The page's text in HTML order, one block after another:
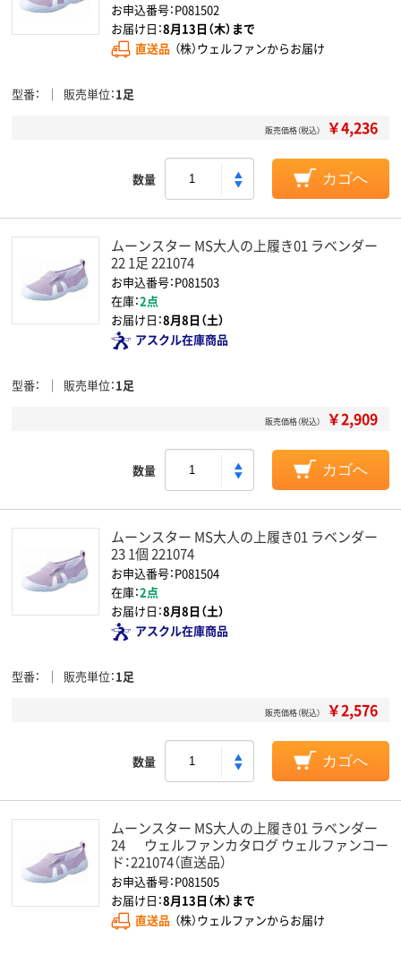
お申込番号：P081502
お届け日：8月13日（木）まで
直送品 （株）ウェルファンからお届け
型番 販売単位 1足
販売価格（税込） ￥4,236
数量 カゴへ
ムーンスター MS大人の上履き01 ラベンダー
22 1足 221074
お申込番号：P081503
在庫：2点
お届け日：8月8日（土）
アスクル在庫商品
型番 販売単位 1足
販売価格（税込） ￥2,909
数量 カゴへ
ムーンスター MS大人の上履き01 ラベンダー
23 1個 221074
お申込番号：P081504
在庫：2点
お届け日：8月8日（土）
アスクル在庫商品
型番 販売単位 1足
販売価格（税込） ￥2,576
数量 カゴへ
ムーンスター MS大人の上履き01 ラベンダー
24 ウェルファンカタログ ウェルファンコー
ド：221074（直送品）
お申込番号：P081505
お届け日：8月13日（木）まで
直送品 （株）ウェルファンからお届け